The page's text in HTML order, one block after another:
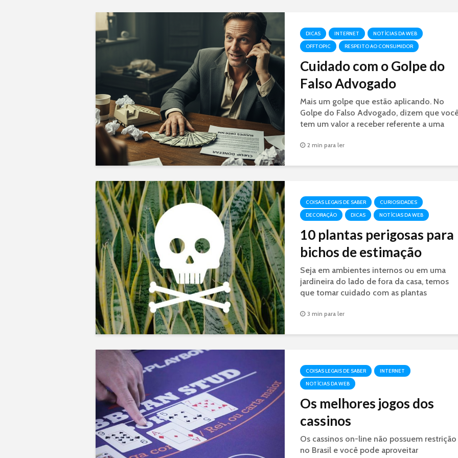
DICAS INTERNET
NOTÍCIAS DA WEB
OFFTOPIC
RESPEITO AO CONSUMIDOR
Cuidado com o Golpe do
Falso Advogado
Mais um golpe que estão aplicando. No
Golpe do Falso Advogado, dizem que
tem um valor a receber referente a uma
2 min para ler
COISAS LEGAIS DE SABER
CURIOSIDADES
DECORAÇÃO
DICAS NOTÍCIAS DA WEB
10 plantas perigosas para
bichos de estimação
Seja em ambientes internos ou em uma
jardineira do lado de fora da casa, temos
que tomar cuidado com as plantas
3 min para ler
COISAS LEGAIS DE SABER
INTERNET
NOTÍCIAS DA WEB
Os melhores jogos dos
cassinos
Os cassinos on-line não possuem restrição
no Brasil e você pode aproveitar